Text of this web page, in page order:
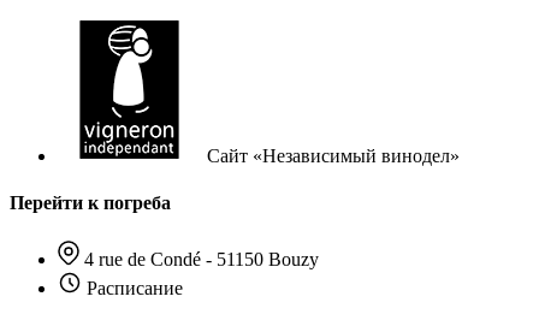
Сайт «Независимый винодел»
Перейти к погреба
4 rue de Condé - 51150 Bouzy
Расписание